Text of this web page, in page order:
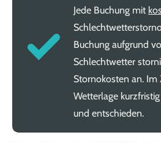
Jede Buchung mit
Buchung aufgrund
Schlechtwetter
Stornokosten an.
Wetterlage
und entschieden.